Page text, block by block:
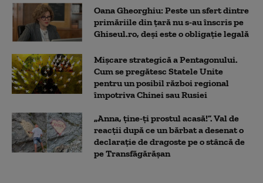
Oana Gheorghiu: Peste un sfert dintre
primăriile din țară nu s-au înscris pe
Ghiseul.ro, deși este o obligație legală
Mișcare strategică a Pentagonului.
Cum se pregătesc Statele Unite
pentru un posibil război regional
împotriva Chinei sau Rusiei
„Anna, ţine-ţi prostul acasă!”. Val de
reacții după ce un bărbat a desenat o
declarație de dragoste pe o stâncă de
pe Transfăgărășan